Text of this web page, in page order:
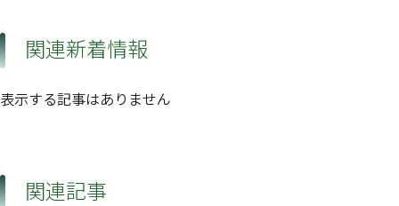
関連新着情報
表示する記事はありません
関連記事